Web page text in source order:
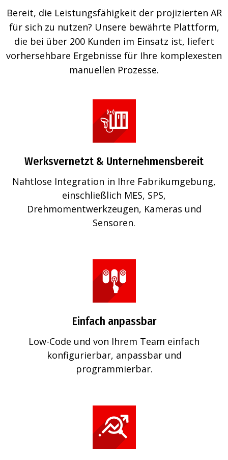
Bereit, die Leistungsfähigkeit der projizierten AR
für sich zu nutzen? Unsere bewährte Plattform,
die bei über 200 Kunden im Einsatz ist, liefert
vorhersehbare Ergebnisse für Ihre komplexesten
manuellen Prozesse.
Werksvernetzt & Unternehmensbereit
Nahtlose Integration in Ihre Fabrikumgebung,
einschließlich MES, SPS,
Drehmomentwerkzeugen, Kameras und
Sensoren.
Einfach anpassbar
Low-Code und von Ihrem Team einfach
konfigurierbar, anpassbar und
programmierbar.